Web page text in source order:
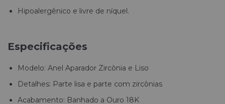
Hipoalergênico e livre de níquel.
Especificações
Modelo: Anel Aparador Zircônia e Liso
Detalhes: Parte lisa e parte com zircônias
Acabamento: Banhado a Ouro 18K